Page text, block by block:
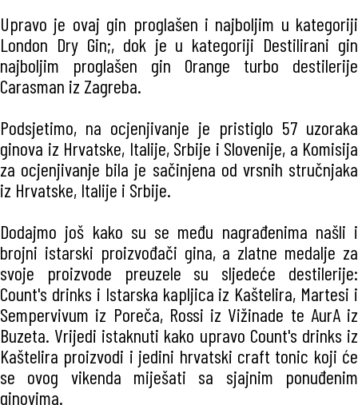
Upravo je ovaj gin proglašen i najboljim u kategoriji
London Dry Gin;, dok je u kategoriji Destilirani gin
najboljim proglašen gin Orange turbo destilerije
Carasman iz Zagreba.
Podsjetimo, na ocjenjivanje je pristiglo 57 uzoraka
ginova iz Hrvatske, Italije, Srbije i Slovenije, a Komisija
za ocjenjivanje bila je sačinjena od vrsnih stručnjaka
iz Hrvatske, Italije i Srbije.
Dodajmo još kako su se među nagrađenima našli i
brojni istarski proizvođači gina, a zlatne medalje za
svoje proizvode preuzele su sljedeće destilerije:
Count's drinks i Istarska kapljica iz Kaštelira, Martesi i
Sempervivum iz Poreča, Rossi iz Vižinade te AurA iz
Buzeta. Vrijedi istaknuti kako upravo Count's drinks iz
Kaštelira proizvodi i jedini hrvatski craft tonic koji će
se ovog vikenda miješati sa sjajnim ponuđenim
ginovima.